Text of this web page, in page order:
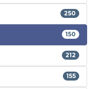
250
150
212
155